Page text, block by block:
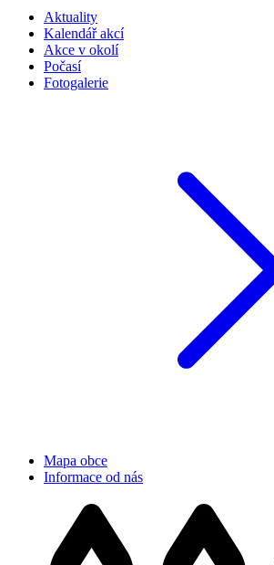
Aktuality
Kalendář akcí
Akce v okolí
Počasí
Fotogalerie
Mapa obce
Informace od nás